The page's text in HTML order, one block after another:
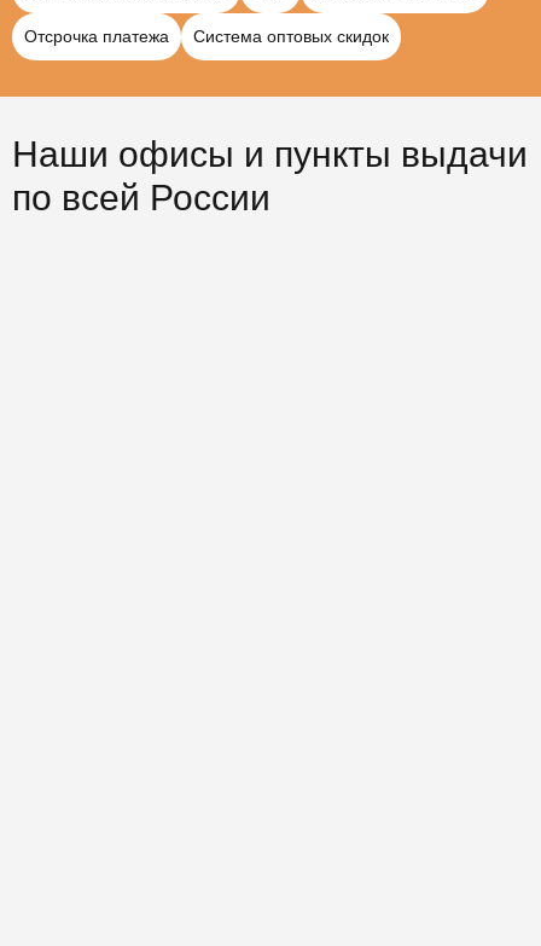
Отсрочка платежа Система оптовых скидок
Наши офисы и пункты выдачи
по всей России